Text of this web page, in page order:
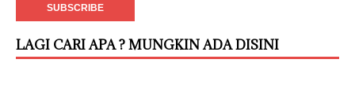
LAGI CARI APA ? MUNGKIN ADA DISINI